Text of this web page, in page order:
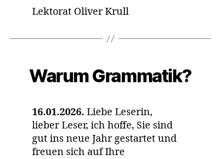
Lektorat Oliver Krull
Warum Grammatik?
16.01.2026. Liebe Leserin,
lieber Leser, ich hoffe, Sie sind
gut ins neue Jahr gestartet und
freuen sich auf Ihre